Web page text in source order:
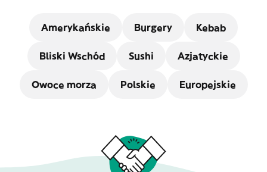
Amerykańskie Burgery Kebab
Bliski Wschód Sushi Azjatyckie
Owoce morza Polskie Europejskie